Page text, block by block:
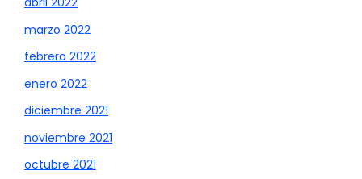
marzo 2022
febrero 2022
enero 2022
diciembre 2021
noviembre 2021
octubre 2021